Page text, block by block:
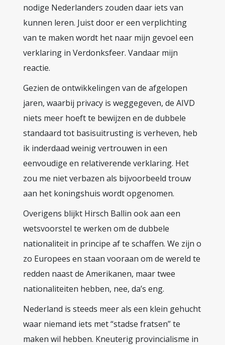
nodige Nederlanders zouden daar iets van
kunnen leren. Juist door er een verplichting
van te maken wordt het naar mijn gevoel een
verklaring in Verdonksfeer. Vandaar mijn
reactie.
Gezien de ontwikkelingen van de afgelopen
jaren, waarbij privacy is weggegeven, de AIVD
niets meer hoeft te bewijzen en de dubbele
standaard tot basisuitrusting is verheven, heb
ik inderdaad weinig vertrouwen in een
eenvoudige en relativerende verklaring. Het
zou me niet verbazen als bijvoorbeeld trouw
aan het koningshuis wordt opgenomen.
Overigens blijkt Hirsch Ballin ook aan een
wetsvoorstel te werken om de dubbele
nationaliteit in principe af te schaffen. We zijn o
zo Europees en staan vooraan om de wereld te
redden naast de Amerikanen, maar twee
nationaliteiten hebben, nee, da’s eng.
Nederland is steeds meer als een klein gehucht
waar niemand iets met “stadse fratsen” te
maken wil hebben. Kneuterig provincialisme in